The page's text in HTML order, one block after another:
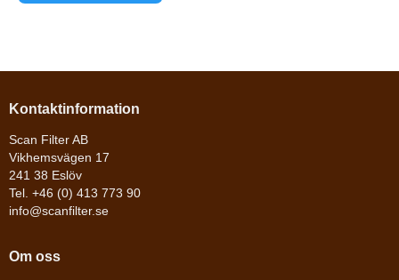
Kontaktinformation
Scan Filter AB
Vikhemsvägen 17
241 38 Eslöv
Tel. +46 (0) 413 773 90
info@scanfilter.se
Om oss